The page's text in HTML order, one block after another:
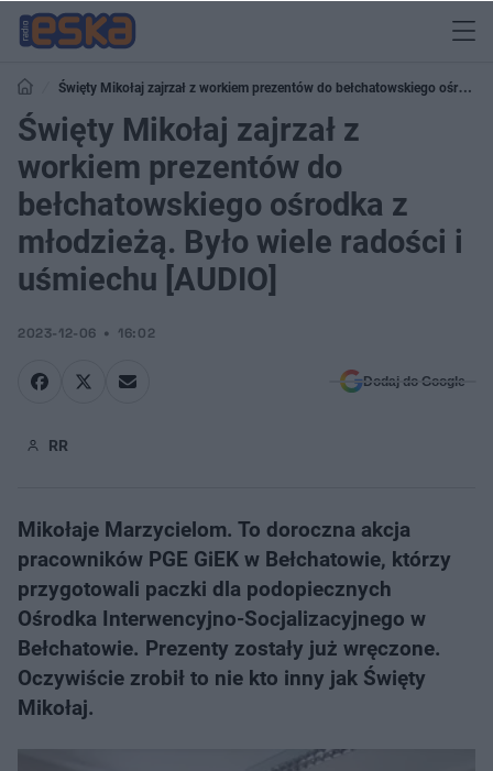
Święty Mikołaj zajrzał z workiem prezentów do bełchatowskiego ośrodka
z młodzieżą. Było wiele radości i uśmiechu [AUDIO]
Święty Mikołaj zajrzał z
workiem prezentów do
bełchatowskiego ośrodka z
młodzieżą. Było wiele radości i
uśmiechu [AUDIO]
2023-12-06 16:02
Dodaj do Google
RR
Mikołaje Marzycielom. To doroczna akcja
pracowników PGE GiEK w Bełchatowie, którzy
przygotowali paczki dla podopiecznych
Ośrodka Interwencyjno-Socjalizacyjnego w
Bełchatowie. Prezenty zostały już wręczone.
Oczywiście zrobił to nie kto inny jak Święty
Mikołaj.